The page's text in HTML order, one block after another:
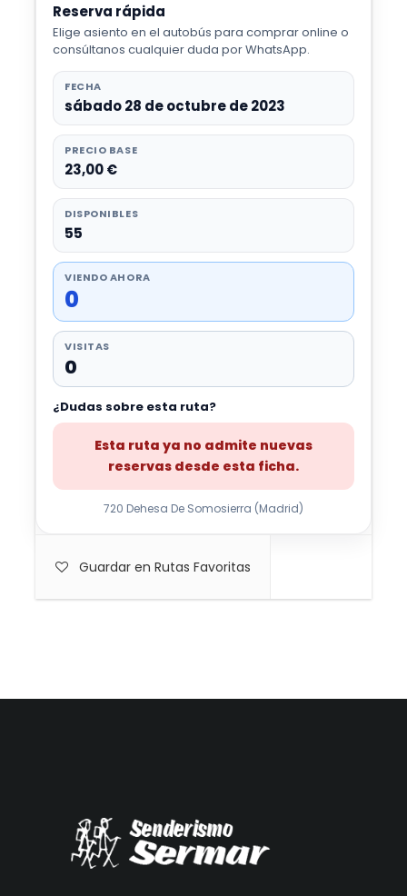
Reserva rápida
Elige asiento en el autobús para comprar online o
consúltanos cualquier duda por WhatsApp.
FECHA
sábado 28 de octubre de 2023
PRECIO BASE
23,00 €
DISPONIBLES
55
VIENDO AHORA
0
VISITAS
0
¿Dudas sobre esta ruta?
Esta ruta ya no admite nuevas
reservas desde esta ficha.
720 Dehesa De Somosierra (Madrid)
Guardar en Rutas Favoritas